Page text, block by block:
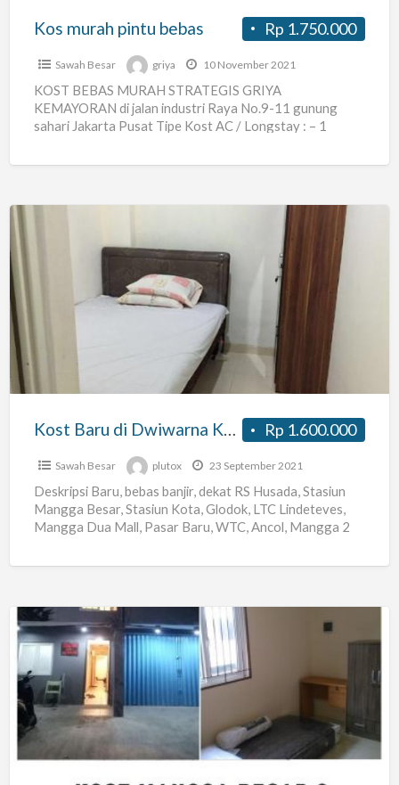
Rp 1.750.000
Kos murah pintu bebas
Sawah Besar griya 10 November 2021
KOST BEBAS MURAH STRATEGIS GRIYA
KEMAYORAN di jalan industri Raya No.9-11 gunung
sahari Jakarta Pusat Tipe Kost AC / Longstay : – 1
Kost
Baru
di
Dwiwarna
Kamar
Mandi
Dalam
Rp 1.600.000
Kost Baru di Dwiwarna Kamar Mandi Dalam
Sawah Besar plutox 23 September 2021
Deskripsi Baru, bebas banjir, dekat RS Husada, Stasiun
Mangga Besar, Stasiun Kota, Glodok, LTC Lindeteves,
Mangga Dua Mall, Pasar Baru, WTC, Ancol, Mangga 2
Kost
Daerah
Mangga
Besar
IX